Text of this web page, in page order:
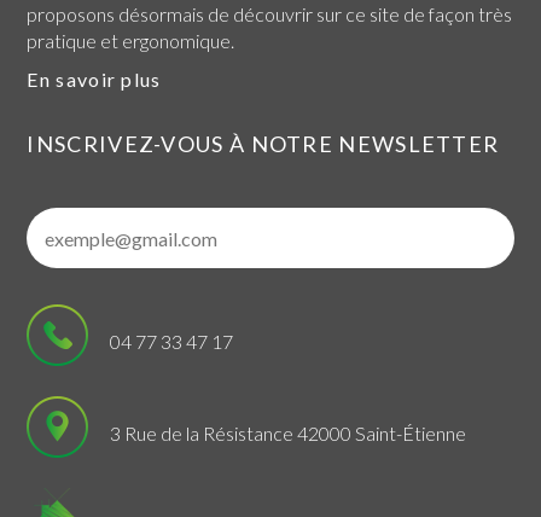
proposons désormais de découvrir sur ce site de façon très
pratique et ergonomique.
En savoir plus
INSCRIVEZ-VOUS À NOTRE NEWSLETTER
04 77 33 47 17
3 Rue de la Résistance 42000 Saint-Étienne